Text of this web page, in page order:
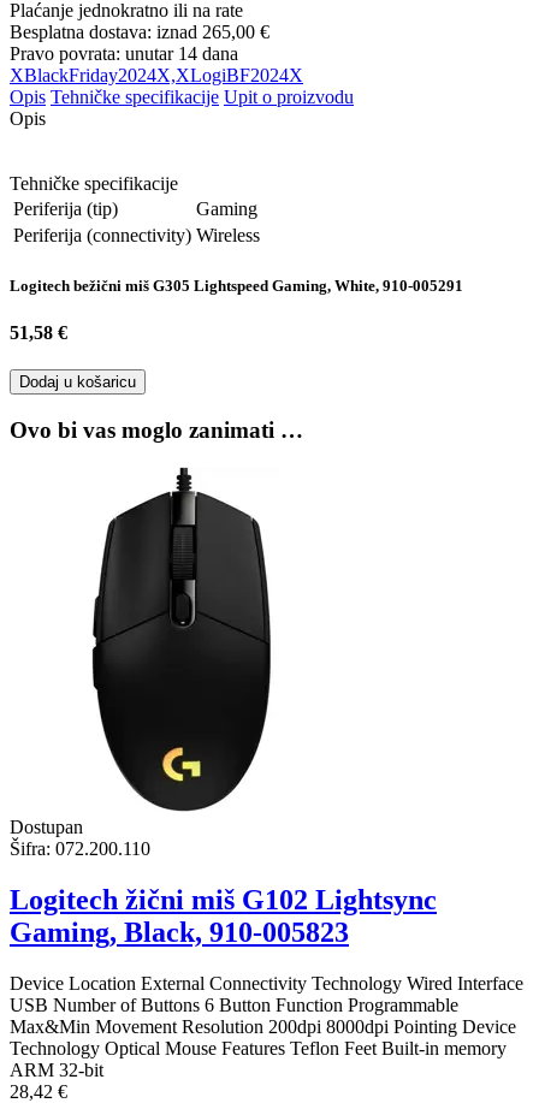
Plaćanje jednokratno ili na rate
Besplatna dostava: iznad 265,00 €
Pravo povrata: unutar 14 dana
XBlackFriday2024X,XLogiBF2024X
Opis Tehničke specifikacije Upit o proizvodu
Opis
Tehničke specifikacije
Periferija (tip)
Gaming
Periferija (connectivity) Wireless
Logitech bežični miš G305 Lightspeed Gaming, White, 910-005291
51,58 €
Dodaj u košaricu
Ovo bi vas moglo zanimati …
Dostupan
Šifra: 072.200.110
Logitech žični miš G102 Lightsync
Gaming, Black, 910-005823
Device Location External Connectivity Technology Wired Interface
USB Number of Buttons 6 Button Function Programmable
Max&Min Movement Resolution 200dpi 8000dpi Pointing Device
Technology Optical Mouse Features Teflon Feet Built-in memory
ARM 32-bit
28,42 €